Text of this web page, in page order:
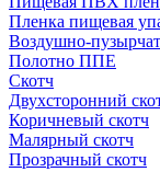
Пленка пищевая
Воздушно-
Полотно ППЕ
Скотч
Двухсторонний
Коричневый скотч
Малярный скотч
Прозрачный скотч